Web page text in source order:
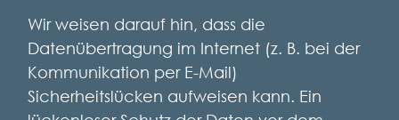
Wir weisen darauf hin, dass die
Datenübertragung im Internet (z. B. bei der
Kommunikation per E-Mail)
Sicherheitslücken aufweisen kann. Ein